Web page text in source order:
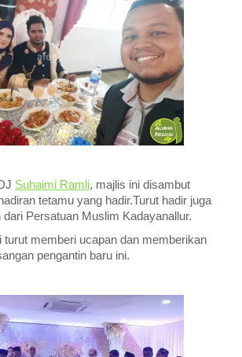
Suhaimi Ramli, majlis ini disambut
tetamu yang hadir.Turut hadir juga
Persatuan Muslim Kadayanallur.
turut memberi ucapan dan memberikan
pengantin baru ini.